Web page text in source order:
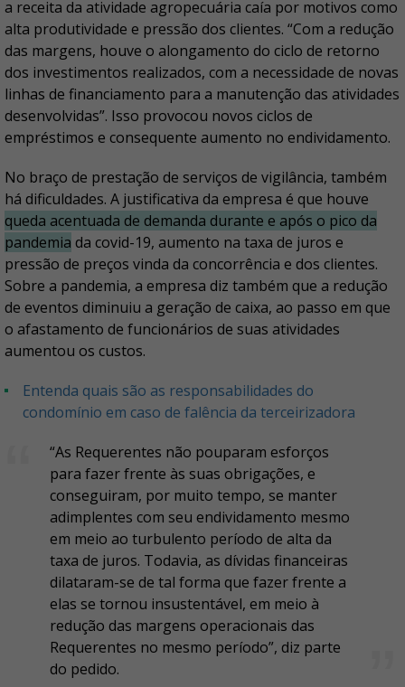
a receita da atividade agropecuária caía por motivos como
alta produtividade e pressão dos clientes. “Com a redução
das margens, houve o alongamento do ciclo de retorno
dos investimentos realizados, com a necessidade de novas
linhas de financiamento para a manutenção das atividades
desenvolvidas”. Isso provocou novos ciclos de
empréstimos e consequente aumento no endividamento.
No braço de prestação de serviços de vigilância, também
há dificuldades. A justificativa da empresa é que houve
queda acentuada de demanda durante e após o pico da
pandemia da covid-19, aumento na taxa de juros e
pressão de preços vinda da concorrência e dos clientes.
Sobre a pandemia, a empresa diz também que a redução
de eventos diminuiu a geração de caixa, ao passo em que
o afastamento de funcionários de suas atividades
aumentou os custos.
Entenda quais são as responsabilidades do
condomínio em caso de falência da terceirizadora
“As Requerentes não pouparam esforços
para fazer frente às suas obrigações, e
conseguiram, por muito tempo, se manter
adimplentes com seu endividamento mesmo
em meio ao turbulento período de alta da
taxa de juros. Todavia, as dívidas financeiras
dilataram-se de tal forma que fazer frente a
elas se tornou insustentável, em meio à
redução das margens operacionais das
Requerentes no mesmo período”, diz parte
do pedido.